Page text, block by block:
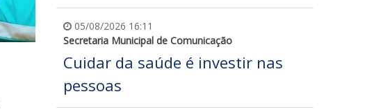
05/08/2026 16:11
Secretaria Municipal de Comunicação
Cuidar da saúde é investir nas
pessoas